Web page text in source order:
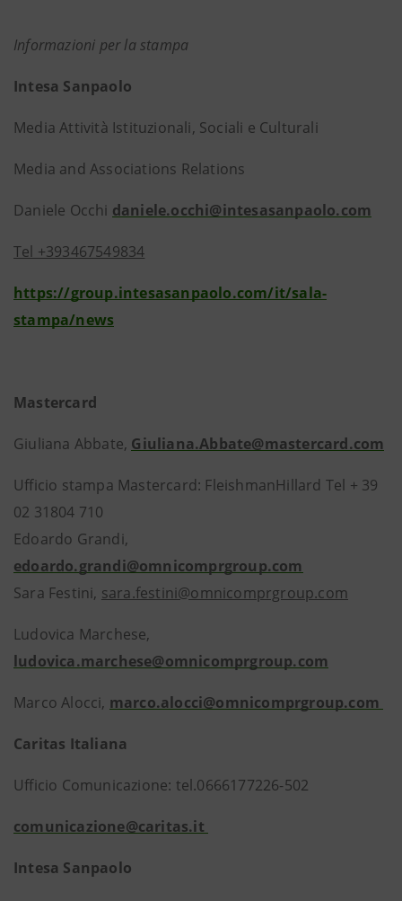
Informazioni per la stampa
Intesa Sanpaolo
Media Attività Istituzionali, Sociali e Culturali
Media and Associations Relations
Daniele Occhi daniele.occhi@intesasanpaolo.com
Tel +393467549834
https://group.intesasanpaolo.com/it/sala-
stampa/news
Mastercard
Giuliana Abbate, Giuliana.Abbate@mastercard.com
Ufficio stampa Mastercard: FleishmanHillard Tel + 39
02 31804 710
Edoardo Grandi,
edoardo.grandi@omnicomprgroup.com
Sara Festini, sara.festini@omnicomprgroup.com
Ludovica Marchese,
ludovica.marchese@omnicomprgroup.com
Marco Alocci, marco.alocci@omnicomprgroup.com
Caritas Italiana
Ufficio Comunicazione: tel.0666177226-502
comunicazione@caritas.it
Intesa Sanpaolo